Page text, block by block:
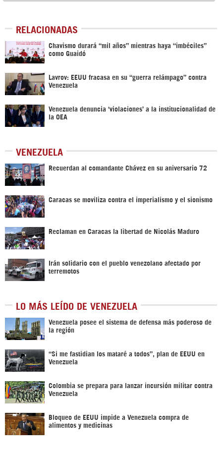
RELACIONADAS
Chavismo durará “mil años” mientras haya “imbéciles”
como Guaidó
Lavrov: EEUU fracasa en su “guerra relámpago” contra
Venezuela
Venezuela denuncia ‘violaciones’ a la institucionalidad de
la OEA
VENEZUELA
Recuerdan al comandante Chávez en su aniversario 72
Caracas se moviliza contra el imperialismo y el sionismo
Reclaman en Caracas la libertad de Nicolás Maduro
Irán solidario con el pueblo venezolano afectado por
terremotos
LO MÁS LEÍDO DE VENEZUELA
Venezuela posee el sistema de defensa más poderoso de
la región
“Si me fastidian los mataré a todos”, plan de EEUU en
Venezuela
Colombia se prepara para lanzar incursión militar contra
Venezuela
Bloqueo de EEUU impide a Venezuela compra de
alimentos y medicinas